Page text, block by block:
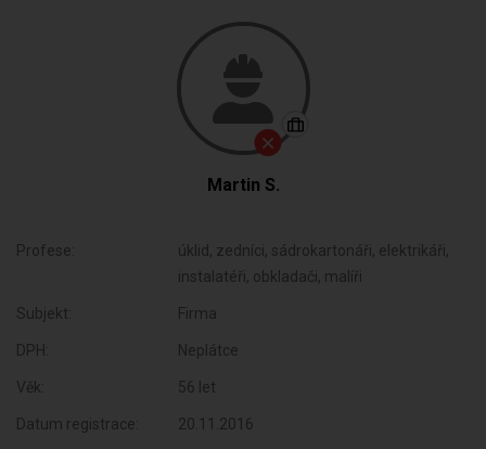
Martin S.
Profese:
úklid, zedníci, sádrokartonáři, elektrikáři,
instalatéři, obkladači, malíři
Subjekt: Firma
DPH: Neplátce
Věk: 56 let
Datum registrace: 20.11.2016